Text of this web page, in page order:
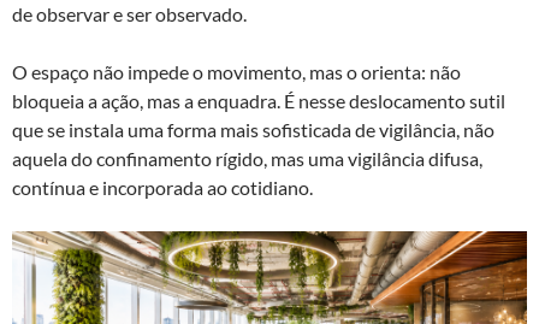
de observar e ser observado.
O espaço não impede o movimento, mas o orienta: não
bloqueia a ação, mas a enquadra. É nesse deslocamento sutil
que se instala uma forma mais sofisticada de vigilância, não
aquela do confinamento rígido, mas uma vigilância difusa,
contínua e incorporada ao cotidiano.